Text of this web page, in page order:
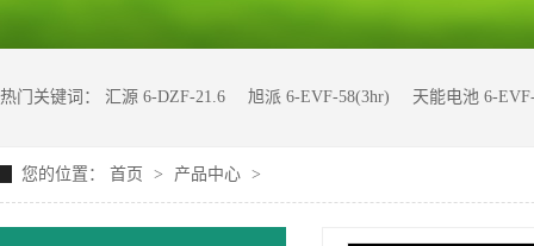
热门关键词： 汇源 6-DZF-21.6 旭派 6-EVF-58(3hr) 天能电池 6-
您的位置： 首页 > 产品中心 >